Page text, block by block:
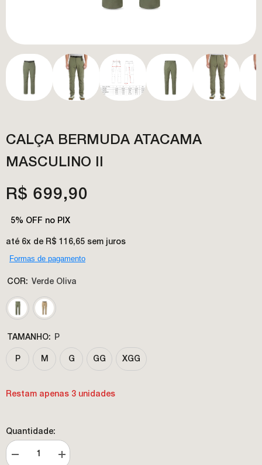
CALÇA BERMUDA ATACAMA
MASCULINO II
R$ 699,90
5% OFF no PIX
até 6x de R$ 116,65 sem juros
Formas de pagamento
COR: Verde Oliva
TAMANHO: P
P M G GG XGG
Restam apenas 3 unidades
Quantidade:
Diminuir
Aumentar